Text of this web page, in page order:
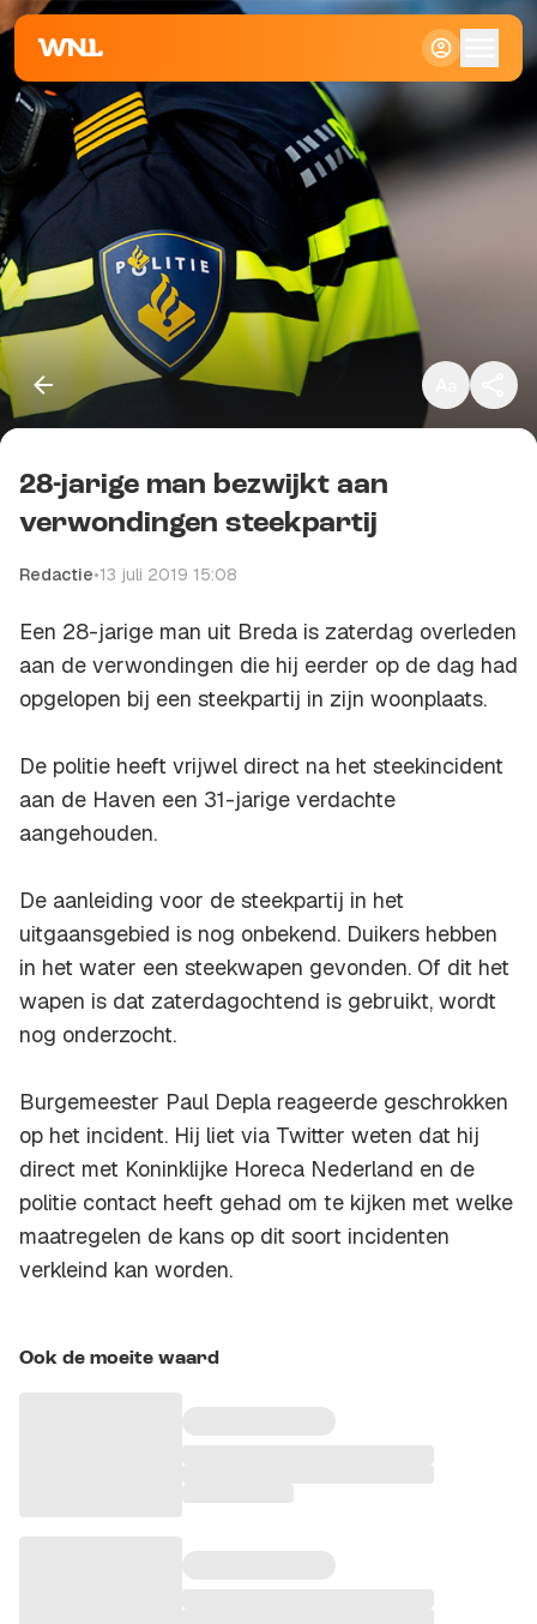
Klein
Standaard
Groot
Kopieer link
28-jarige man bezwijkt aan
verwondingen steekpartij
Redactie•13 juli 2019 15:08
Een 28-jarige man uit Breda is zaterdag overleden
aan de verwondingen die hij eerder op de dag had
opgelopen bij een steekpartij in zijn woonplaats.
De politie heeft vrijwel direct na het steekincident
aan de Haven een 31-jarige verdachte
aangehouden.
De aanleiding voor de steekpartij in het
uitgaansgebied is nog onbekend. Duikers hebben
in het water een steekwapen gevonden. Of dit het
wapen is dat zaterdagochtend is gebruikt, wordt
nog onderzocht.
Burgemeester Paul Depla reageerde geschrokken
op het incident. Hij liet via Twitter weten dat hij
direct met Koninklijke Horeca Nederland en de
politie contact heeft gehad om te kijken met welke
maatregelen de kans op dit soort incidenten
verkleind kan worden.
Ook de moeite waard